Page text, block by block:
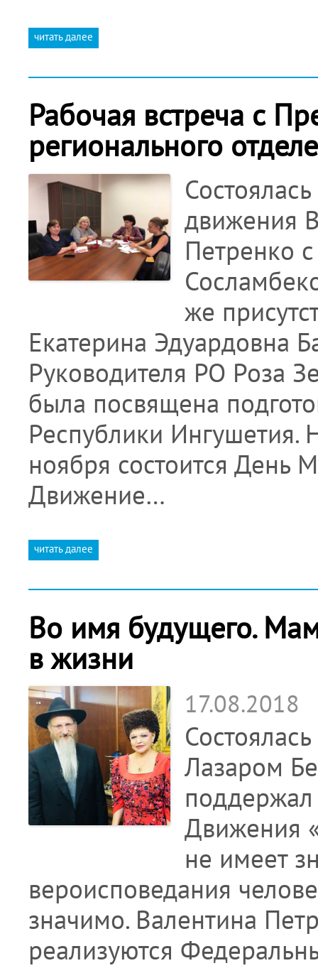
читать далее
Рабочая встреча с
регионального
движения
Петренко
же
Екатерина Эдуардовна
Руководителя РО Роза
была посвящена
Республики Ингушетия.
ноября состоится День
Движение…
читать далее
Во имя будущего.
в жизни
17.08.2018
Лазаром
поддержал
Движения
не имеет
вероисповедания
значимо. Валентина
реализуются